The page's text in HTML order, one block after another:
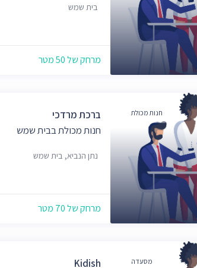
בית שמש
מרחק של 50 מטר
חנות מכולת
ברכת מרדכי
חנות מכולת בבית שמש
נתן הנביא, בית שמש
מרחק של 70 מטר
מסעדה
Kidish